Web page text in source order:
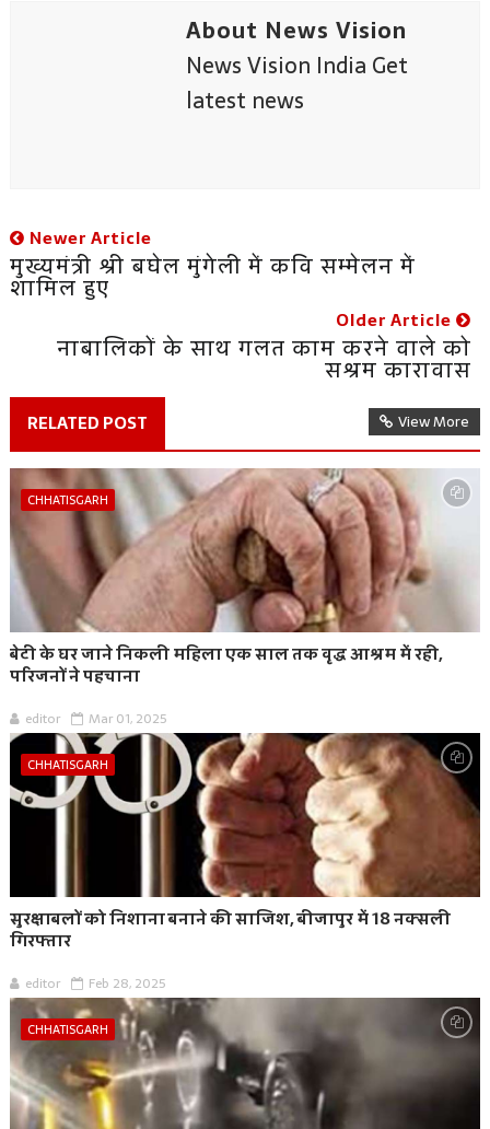
About News Vision
News Vision India Get
latest news
Newer Article
मुख्यमंत्री श्री बघेल मुंगेली में कवि सम्मेलन में
शामिल हुए
Older Article
नाबालिकों के साथ गलत काम करने वाले को
सश्रम कारावास
RELATED POST View More
CHHATISGARH
बेटी के घर जाने निकली महिला एक साल तक वृद्ध आश्रम में रही,
परिजनों ने पहचाना
editor Mar 01, 2025
CHHATISGARH
सुरक्षाबलों को निशाना बनाने की साजिश, बीजापुर में 18 नक्सली
गिरफ्तार
editor Feb 28, 2025
CHHATISGARH